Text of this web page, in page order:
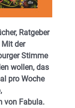
Ratgeber
Mit der
Stimme
wollen, das
pro Woche
von Fabula.